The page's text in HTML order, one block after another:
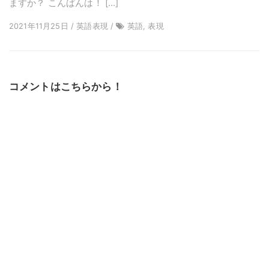
ますか？ こんばんは！ […]
2021年11月25日 / 英語表現 / 英語, 表現
コメントはこちらから！